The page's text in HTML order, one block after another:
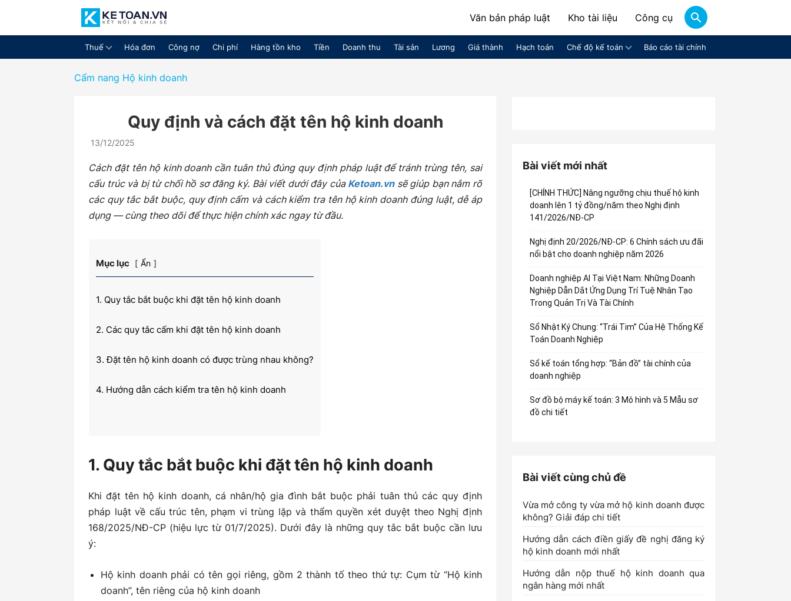
chia
toán
Văn bản pháp luật Kho tài liệu Công cụ
Thuế Hóa đơn Công nợ Chi phí Hàng tồn kho Tiền Doanh thu Tài sản Lương Giá thành Hạch toán Chế độ kế toán Báo cáo tài chính
Cẩm nang Hộ kinh doanh
Quy định và cách đặt tên hộ kinh doanh
13/12/2025
Cách đặt tên hộ kinh doanh cần tuân thủ đúng quy định pháp luật để tránh trùng tên, sai
cấu trúc và bị từ chối hồ sơ đăng ký. Bài viết dưới đây của Ketoan.vnsẽ giúp bạn nắm rõ
các quy tắc bắt buộc, quy định cấm và cách kiểm tra tên hộ kinh doanh đúng luật, dễ áp
dụng — cùng theo dõi để thực hiện chính xác ngay từ đầu.
Mục lục Ẩn
1. Quy tắc bắt buộc khi đặt tên hộ kinh doanh
2. Các quy tắc cấm khi đặt tên hộ kinh doanh
3. Đặt tên hộ kinh doanh có được trùng nhau không?
4. Hướng dẫn cách kiểm tra tên hộ kinh doanh
1. Quy tắc bắt buộc khi đặt tên hộ kinh doanh
Khi đặt tên hộ kinh doanh, cá nhân/hộ gia đình bắt buộc phải tuân thủ các quy định
pháp luật về cấu trúc tên, phạm vi trùng lặp và thẩm quyền xét duyệt theo Nghị định
168/2025/NĐ-CP (hiệu lực từ 01/7/2025). Dưới đây là những quy tắc bắt buộc cần lưu
ý:
Hộ kinh doanh phải có tên gọi riêng, gồm 2 thành tố theo thứ tự: Cụm từ “Hộ kinh
doanh”, tên riêng của hộ kinh doanh
Bài viết mới nhất
[CHÍNH THỨC] Nâng ngưỡng chịu thuế hộ kinh
doanh lên 1 tỷ đồng/năm theo Nghị định
141/2026/NĐ-CP
Nghị định 20/2026/NĐ-CP: 6 Chính sách ưu đãi
nổi bật cho doanh nghiệp năm 2026
Doanh nghiệp AI Tại Việt Nam: Những Doanh
Nghiệp Dẫn Dắt Ứng Dụng Trí Tuệ Nhân Tạo
Trong Quản Trị Và Tài Chính
Sổ Nhật Ký Chung: “Trái Tim” Của Hệ Thống Kế
Toán Doanh Nghiệp
Sổ kế toán tổng hợp: “Bản đồ” tài chính của
doanh nghiệp
Sơ đồ bộ máy kế toán: 3 Mô hình và 5 Mẫu sơ
đồ chi tiết
Bài viết cùng chủ đề
Vừa mở công ty vừa mở hộ kinh doanh được
không? Giải đáp chi tiết
Hướng dẫn cách điền giấy đề nghị đăng ký
hộ kinh doanh mới nhất
Hướng dẫn nộp thuế hộ kinh doanh qua
ngân hàng mới nhất